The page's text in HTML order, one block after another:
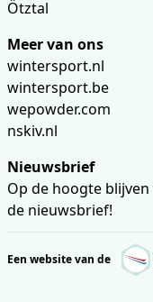
Ötztal
Meer van ons
wintersport.nl
wintersport.be
wepowder.com
nskiv.nl
Nieuwsbrief
Op de hoogte
de nieuwsbrief!
Een website van de